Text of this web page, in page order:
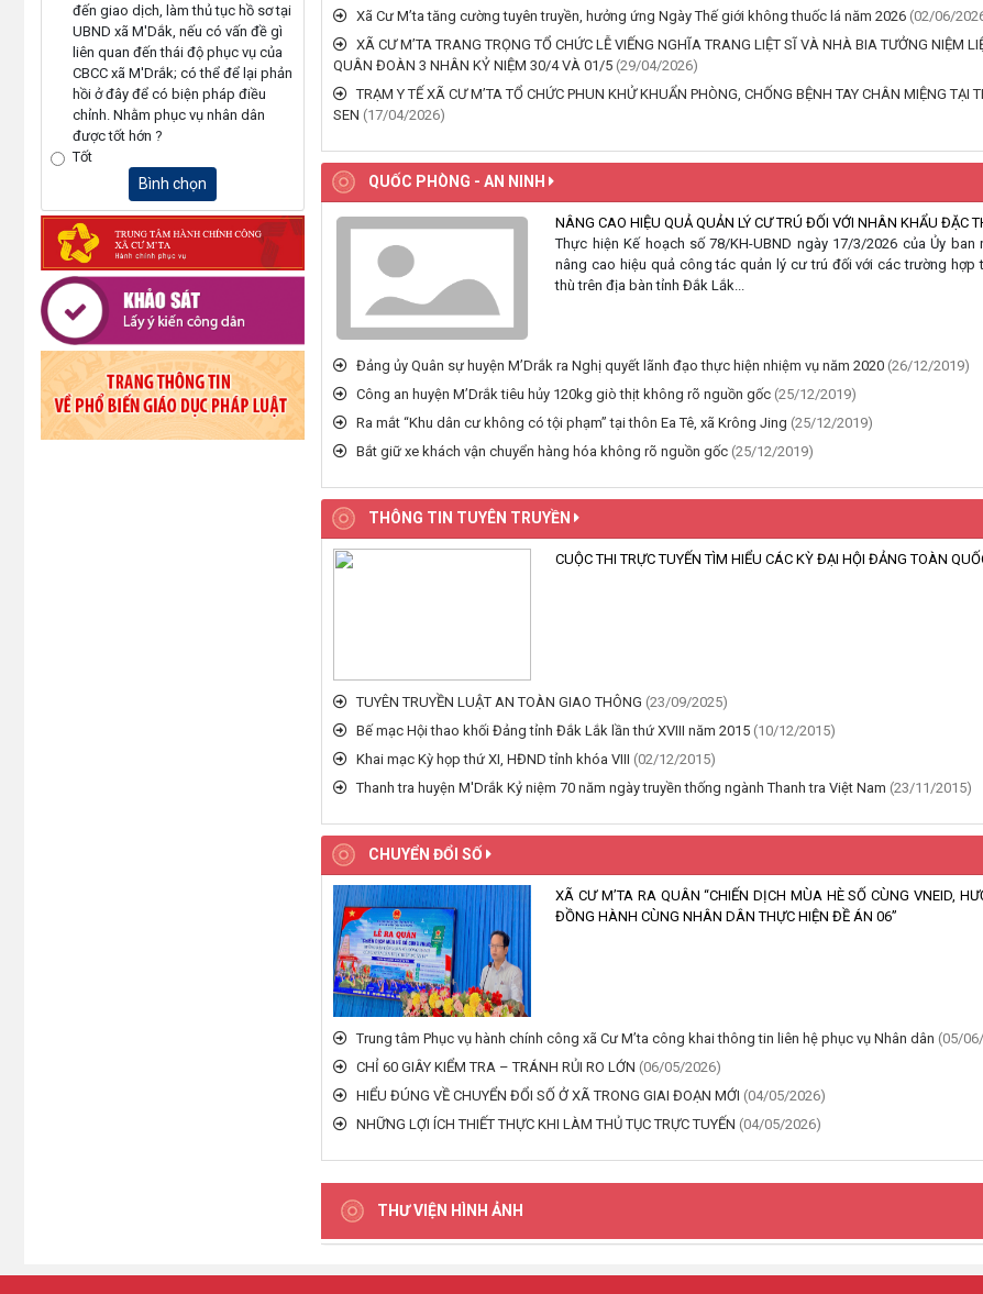
đến giao dịch, làm thủ tục hồ sơ tại
UBND xã M'Dắk, nếu có vấn đề gì
liên quan đến thái độ phục vụ của
CBCC xã M'Drắk; có thể để lại phản
hồi ở đây để có biện pháp điều
chỉnh. Nhằm phục vụ nhân dân
được tốt hớn ?
Tốt
Bình chọn
Xã Cư M’ta tăng cường tuyên truyền, hưởng ứng Ngày Thế giới không thuốc lá năm 2026 (02/06/
XÃ CƯ M’TA TRANG TRỌNG TỔ CHỨC LỄ VIẾNG NGHĨA TRANG LIỆT SĨ VÀ NHÀ BIA TƯỞNG NIỆM
QUÂN ĐOÀN 3 NHÂN KỶ NIỆM 30/4 VÀ 01/5 (29/04/2026)
TRẠM Y TẾ XÃ CƯ M’TA TỔ CHỨC PHUN KHỬ KHUẨN PHÒNG, CHỐNG BỆNH TAY CHÂN MIỆNG TẠI
SEN (17/04/2026)
QUỐC PHÒNG - AN NINH
NÂNG CAO HIỆU QUẢ QUẢN LÝ CƯ TRÚ ĐỐI VỚI NHÂN KHẨU ĐẶC
Thực hiện Kế hoạch số 78/KH-UBND ngày 17/3/2026 của Ủy
nâng cao hiệu quả công tác quản lý cư trú đối với các trường hợp
thù trên địa bàn tỉnh Đắk Lắk...
Đảng ủy Quân sự huyện M’Drắk ra Nghị quyết lãnh đạo thực hiện nhiệm vụ năm 2020 (26/12/2019)
Công an huyện M’Drắk tiêu hủy 120kg giò thịt không rõ nguồn gốc (25/12/2019)
Ra mắt “Khu dân cư không có tội phạm” tại thôn Ea Tê, xã Krông Jing (25/12/2019)
Bắt giữ xe khách vận chuyển hàng hóa không rõ nguồn gốc (25/12/2019)
THÔNG TIN TUYÊN TRUYỀN
CUỘC THI TRỰC TUYẾN TÌM HIỂU CÁC KỲ ĐẠI HỘI ĐẢNG TOÀN
TUYÊN TRUYỀN LUẬT AN TOÀN GIAO THÔNG (23/09/2025)
Bế mạc Hội thao khối Đảng tỉnh Đắk Lắk lần thứ XVIII năm 2015 (10/12/2015)
Khai mạc Kỳ họp thứ XI, HĐND tỉnh khóa VIII (02/12/2015)
Thanh tra huyện M'Drắk Kỷ niệm 70 năm ngày truyền thống ngành Thanh tra Việt Nam (23/11/2015)
CHUYỂN ĐỔI SỐ
XÃ CƯ M’TA RA QUÂN “CHIẾN DỊCH MÙA HÈ SỐ CÙNG VNEID,
ĐỒNG HÀNH CÙNG NHÂN DÂN THỰC HIỆN ĐỀ ÁN 06”
Trung tâm Phục vụ hành chính công xã Cư M’ta công khai thông tin liên hệ phục vụ Nhân dân (05/
CHỈ 60 GIÂY KIỂM TRA – TRÁNH RỦI RO LỚN (06/05/2026)
HIỂU ĐÚNG VỀ CHUYỂN ĐỔI SỐ Ở XÃ TRONG GIAI ĐOẠN MỚI (04/05/2026)
NHỮNG LỢI ÍCH THIẾT THỰC KHI LÀM THỦ TỤC TRỰC TUYẾN (04/05/2026)
THƯ VIỆN HÌNH ẢNH